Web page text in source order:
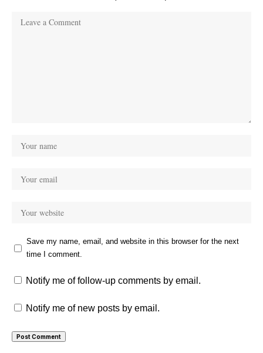
Save my name, email, and website in this browser for the next
time I comment.
Notify me of follow-up comments by email.
Notify me of new posts by email.